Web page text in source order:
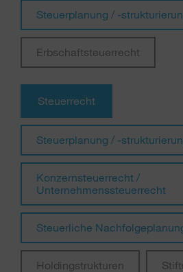
Steuerplanung / -
Erbschaftsteuerrecht
Steuerrecht
Steuerplanung / -
Konzernsteuerrecht /
Unternehmenssteuerrecht
Steuerliche
Holdingstrukturen